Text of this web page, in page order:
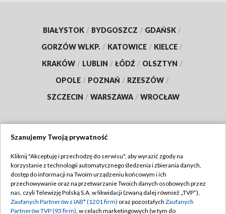
BIAŁYSTOK / BYDGOSZCZ / GDAŃSK /
GORZÓW WLKP. / KATOWICE / KIELCE /
KRAKÓW / LUBLIN / ŁÓDŹ / OLSZTYN /
OPOLE / POZNAŃ / RZESZÓW /
SZCZECIN / WARSZAWA / WROCŁAW
TVP
Abonament TVP
Emisja w TVP
Regulamin TVP
Polityka prywatności
Szanujemy Twoją prywatność
Kliknij "Akceptuję i przechodzę do serwisu", aby wyrazić zgody na
korzystanie z technologii automatycznego śledzenia i zbierania danych,
dostęp do informacji na Twoim urządzeniu końcowym i ich
przechowywanie oraz na przetwarzanie Twoich danych osobowych przez
nas, czyli Telewizję Polską S.A. w likwidacji (zwaną dalej również „TVP”),
Zaufanych Partnerów z IAB* (1201 firm) oraz pozostałych Zaufanych
Partnerów TVP (93 firm), w celach marketingowych (w tym do